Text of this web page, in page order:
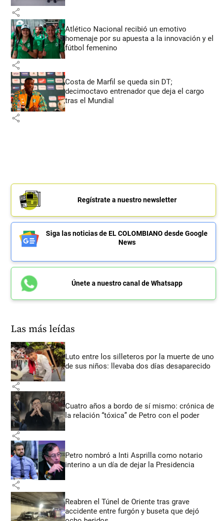
share
Atlético Nacional recibió un emotivo
homenaje por su apuesta a la innovación y el
fútbol femenino
share
Costa de Marfil se queda sin DT;
decimoctavo entrenador que deja el cargo
tras el Mundial
share
Regístrate a nuestro newsletter
Siga las noticias de EL COLOMBIANO desde Google
News
Únete a nuestro canal de Whatsapp
Las más leídas
Luto entre los silleteros por la muerte de uno
de sus niños: llevaba dos días desaparecido
share
Cuatro años a bordo de sí mismo: crónica de
la relación “tóxica” de Petro con el poder
share
Petro nombró a Inti Asprilla como notario
interino a un día de dejar la Presidencia
share
Reabren el Túnel de Oriente tras grave
accidente entre furgón y buseta que dejó